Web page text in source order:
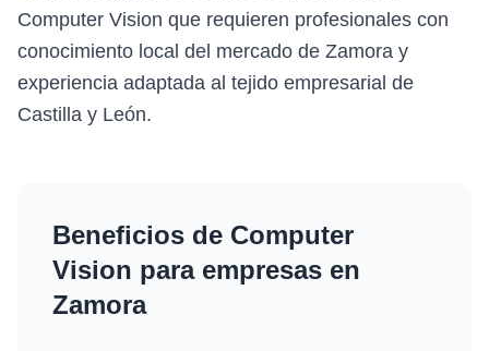
Computer Vision que requieren profesionales con
conocimiento local del mercado de Zamora y
experiencia adaptada al tejido empresarial de
Castilla y León.
Beneficios de Computer
Vision para empresas en
Zamora